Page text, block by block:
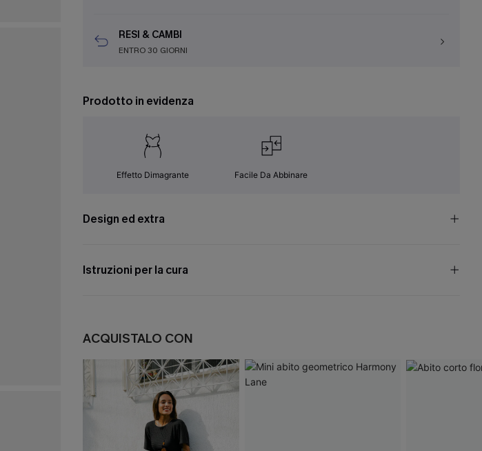
RESI & CAMBI
ENTRO 30 GIORNI
Prodotto in evidenza
Effetto Dimagrante Facile Da Abbinare
Design ed extra
Istruzioni per la cura
ACQUISTALO CON